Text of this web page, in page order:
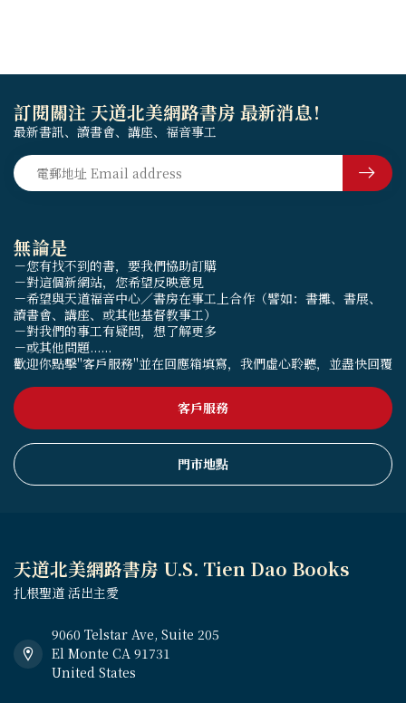
無論是
－您有找不到的書，要我們協助訂購
－對這個新網站，您希望反映意見
－希望與天道福音中心／書房在事工上合作（譬如：書攤、書展、
讀書會、講座、或其他基督教事工）
－對我們的事工有疑問，想了解更多
－或其他問題......
歡迎你點擊"客戶服務"並在回應箱填寫，我們虛心聆聽，並盡快回覆
客戶服務
門市地點
訂閱關注 天道北美網路書房 最新消息！
最新書訊、讀書會、講座、福音事工
天道北美網路書房 U.S. Tien Dao Books
扎根聖道 活出主愛
9060 Telstar Ave, Suite 205
El Monte CA 91731
United States